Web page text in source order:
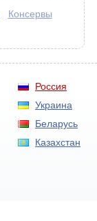
Консервы
Россия
Украина
Беларусь
Казахстан